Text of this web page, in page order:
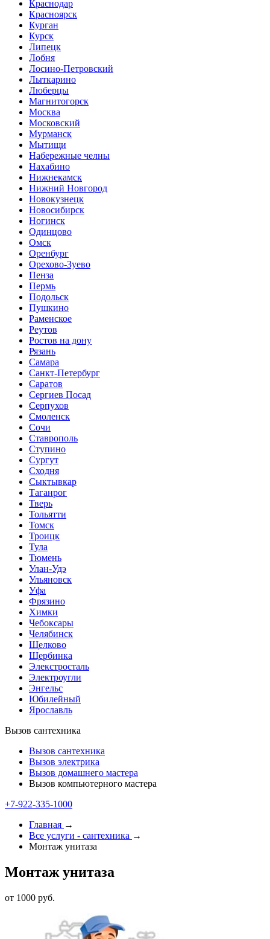
Краснодар
Красноярск
Курган
Курск
Липецк
Лобня
Лосино-Петровский
Лыткарино
Люберцы
Магнитогорск
Москва
Московский
Мурманск
Мытищи
Набережные челны
Нахабино
Нижнекамск
Нижний Новгород
Новокузнецк
Новосибирск
Ногинск
Одинцово
Омск
Оренбург
Орехово-Зуево
Пенза
Пермь
Подольск
Пушкино
Раменское
Реутов
Ростов на дону
Рязань
Самара
Санкт-Петербург
Саратов
Сергиев Посад
Серпухов
Смоленск
Сочи
Ставрополь
Ступино
Сургут
Сходня
Сыктывкар
Таганрог
Тверь
Тольятти
Томск
Троицк
Тула
Тюмень
Улан-Удэ
Ульяновск
Уфа
Фрязино
Химки
Чебоксары
Челябинск
Щелково
Щербинка
Элекстросталь
Электроугли
Энгельс
Юбилейный
Ярославль
Вызов сантехника
Вызов сантехника
Вызов электрика
Вызов домашнего мастера
Вызов компьютерного мастера
+7-922-335-2000
Главная →
Все услуги - cантехника →
Монтаж унитаза
Монтаж унитаза
от 1000 руб.